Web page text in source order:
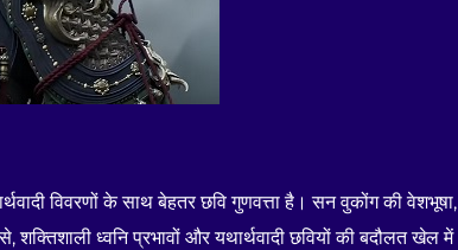
विवरणों के साथ बेहतर छवि गुणवत्ता है। सन वुकोंग की वेशभूषा,
ध्वनि प्रभावों और यथार्थवादी छवियों की बदौलत खेल में